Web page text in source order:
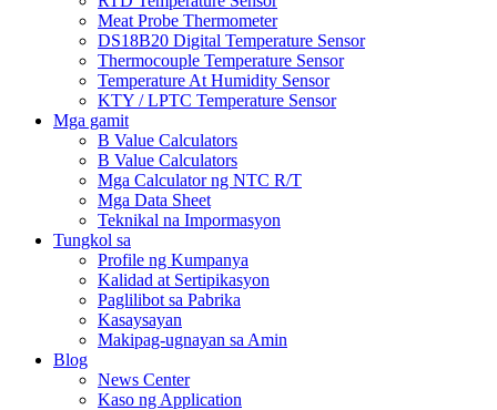
Meat Probe Thermometer
DS18B20 Digital Temperature Sensor
Thermocouple Temperature Sensor
Temperature At Humidity Sensor
KTY / LPTC Temperature Sensor
Mga gamit
B Value Calculators
B Value Calculators
Mga Calculator ng NTC R/T
Mga Data Sheet
Teknikal na Impormasyon
Tungkol sa
Profile ng Kumpanya
Kalidad at Sertipikasyon
Paglilibot sa Pabrika
Kasaysayan
Makipag-ugnayan sa Amin
Blog
News Center
Kaso ng Application